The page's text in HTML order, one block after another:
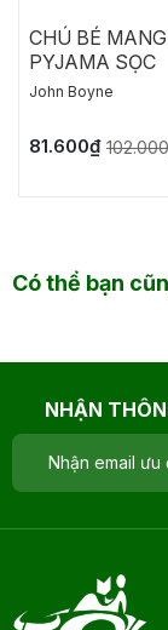
CHÚ BÉ MANG
PYJAMA SỌC
John Boyne
81.600₫
Có thể bạn
NHẬN